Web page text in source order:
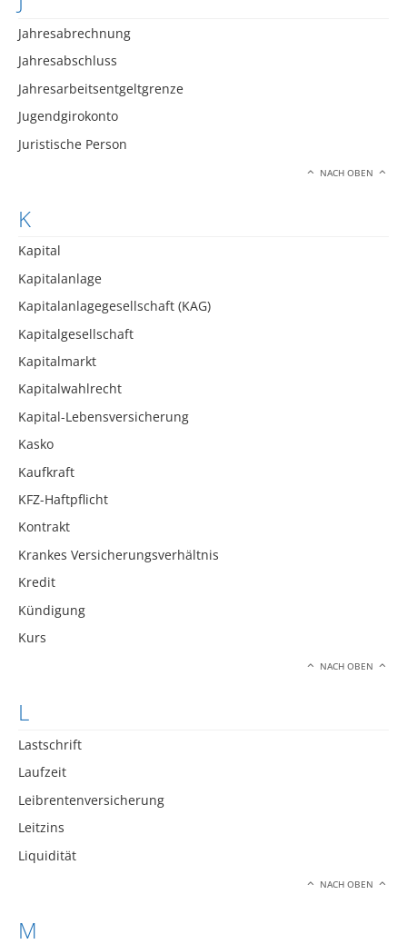
Jahresabrechnung
Jahresabschluss
Jahresarbeitsentgeltgrenze
Jugendgirokonto
Juristische Person
NACH OBEN
K
Kapital
Kapitalanlage
Kapitalanlagegesellschaft (KAG)
Kapitalgesellschaft
Kapitalmarkt
Kapitalwahlrecht
Kapital-Lebensversicherung
Kasko
Kaufkraft
KFZ-Haftpflicht
Kontrakt
Krankes Versicherungsverhältnis
Kredit
Kündigung
Kurs
NACH OBEN
L
Lastschrift
Laufzeit
Leibrentenversicherung
Leitzins
Liquidität
NACH OBEN
M